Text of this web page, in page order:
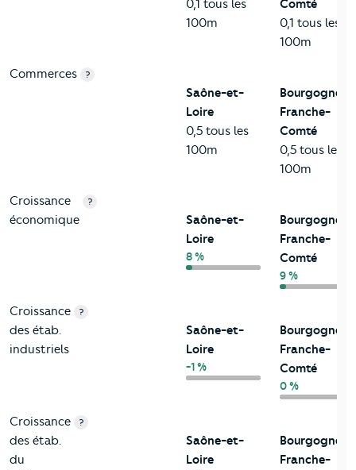
0,1 tous les
100m
Comté
0,1 tous les
100m
Commerces ?
Saône-et-
Loire
0,5 tous les
100m
Bourgogne-
Franche-
Comté
0,5 tous les
100m
Croissance
économique
?
Saône-et-
Loire
8 %
Bourgogne-
Franche-
Comté
9 %
Croissance
des étab.
industriels
?
Saône-et-
Loire
-1 %
Bourgogne-
Franche-
Comté
0 %
Croissance
des étab.
du
?
Saône-et-
Loire
Bourgogne-
Franche-